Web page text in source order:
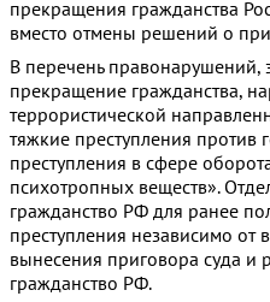
прекращения гражданства
вместо отмены решений о
В перечень правонарушений,
прекращение гражданства,
террористической
тяжкие преступления против
преступления в сфере
психотропных веществ».
гражданство РФ для ранее
преступления независимо
вынесения приговора суда
гражданство РФ.